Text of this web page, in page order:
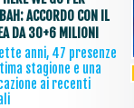
ACCORDO CON IL
DA 30+6 MILIONI
anni, 47 presenze
stagione e una
ai recenti